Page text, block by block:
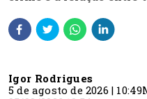
Igor Rodrigues
5 de agosto de 2026 | 10:49